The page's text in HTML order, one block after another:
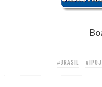
#BRASIL